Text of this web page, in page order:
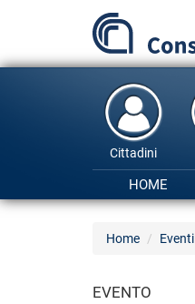
principale
Cittadini
HOME
Home Eventi
EVENTO